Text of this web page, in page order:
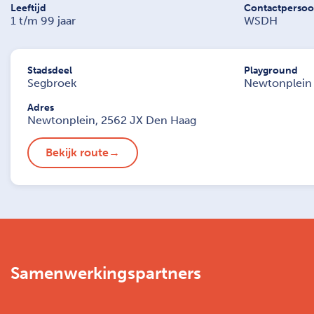
Leeftijd
1 t/m 99 jaar WSDH
Stadsdeel
Segbroek
Playground
Newtonplein
Adres
Newtonplein, 2562 JX Den Haag
Bekijk route
Samenwerkingspartners